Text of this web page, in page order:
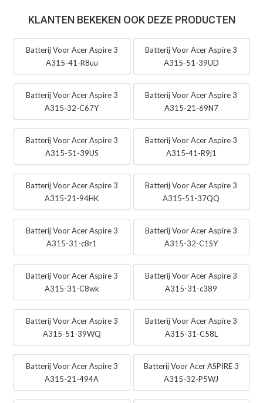
KLANTEN BEKEKEN OOK DEZE PRODUCTEN
Batterij Voor Acer Aspire 3
A315-41-R8uu
Batterij Voor Acer Aspire 3
A315-51-39UD
Batterij Voor Acer Aspire 3
A315-32-C67Y
Batterij Voor Acer Aspire 3
A315-21-69N7
Batterij Voor Acer Aspire 3
A315-51-39US
Batterij Voor Acer Aspire 3
A315-41-R9j1
Batterij Voor Acer Aspire 3
A315-21-94HK
Batterij Voor Acer Aspire 3
A315-51-37QQ
Batterij Voor Acer Aspire 3
A315-31-c8r1
Batterij Voor Acer Aspire 3
A315-32-C1SY
Batterij Voor Acer Aspire 3
A315-31-C8wk
Batterij Voor Acer Aspire 3
A315-31-c389
Batterij Voor Acer Aspire 3
A315-51-39WQ
Batterij Voor Acer Aspire 3
A315-31-C58L
Batterij Voor Acer Aspire 3
A315-21-494A
Batterij Voor Acer ASPIRE 3
A315-32-P5WJ